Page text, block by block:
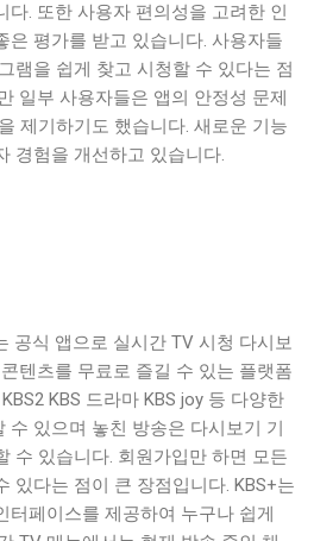
다. 또한 사용자 편의성을 고려한 인
은 평가를 받고 있습니다. 사용자들
램을 쉽게 찾고 시청할 수 있다는 점
일부 사용자들은 앱의 안정성 문제
제기하기도 했습니다. 새로운 기능
경험을 개선하고 있습니다.
공식 앱으로 실시간 TV 시청 다시보
텐츠를 무료로 즐길 수 있는 플랫폼
KBS 드라마 KBS joy 등 다양한
수 있으며 놓친 방송은 다시보기 기
수 있습니다. 회원가입만 하면 모든
있다는 점이 큰 장점입니다. KBS+는
터페이스를 제공하여 누구나 쉽게